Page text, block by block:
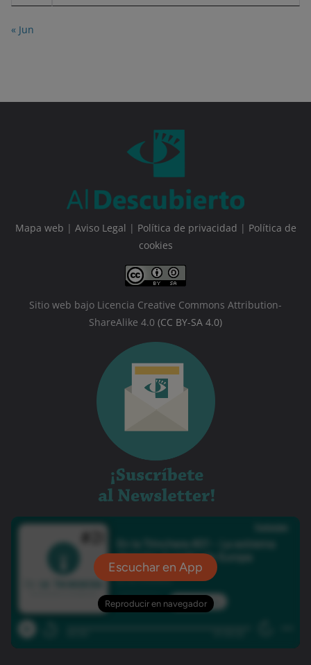
« Jun
Mapa web | Aviso Legal | Política de privacidad | Política de
cookies
Sitio web bajo Licencia Creative Commons Attribution-
ShareAlike 4.0 (CC BY-SA 4.0)